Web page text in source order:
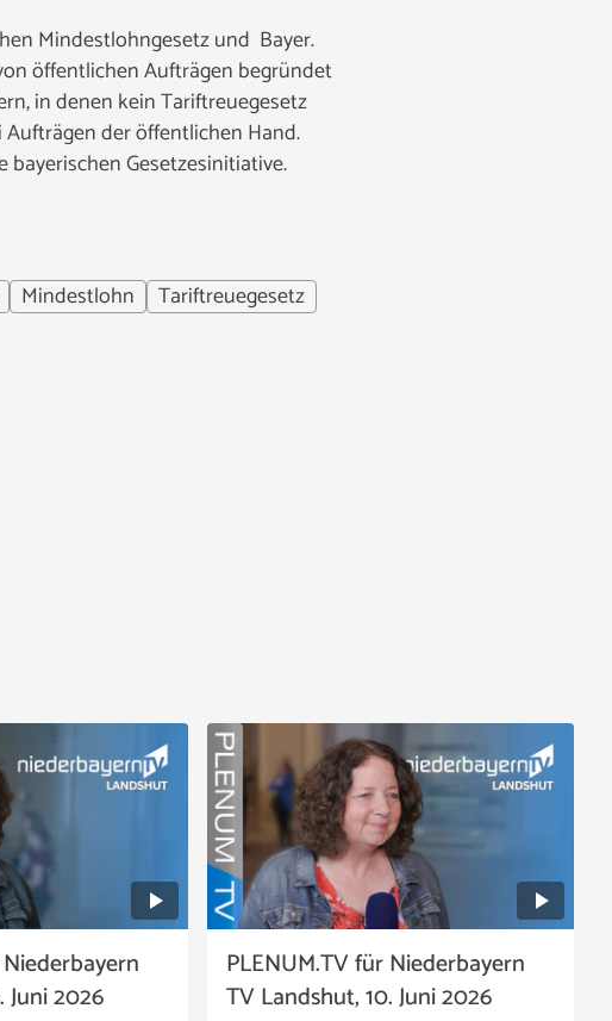
Mindestlohngesetz und Bayer.
öffentlichen Aufträgen begründet
in denen kein Tariftreuegesetz
der öffentlichen Hand.
Gesetzesinitiative.
Mindestlohn
Tariftreuegesetz
Juni 2026
PLENUM.TV für Niederbayern
TV Landshut, 10. Juni 2026